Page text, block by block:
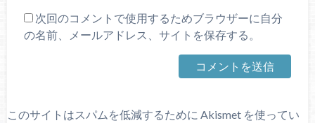
次回のコメントで使用するためブラウザーに自分
の名前、メールアドレス、サイトを保存する。
このサイトはスパムを低減するために Akismet を使ってい